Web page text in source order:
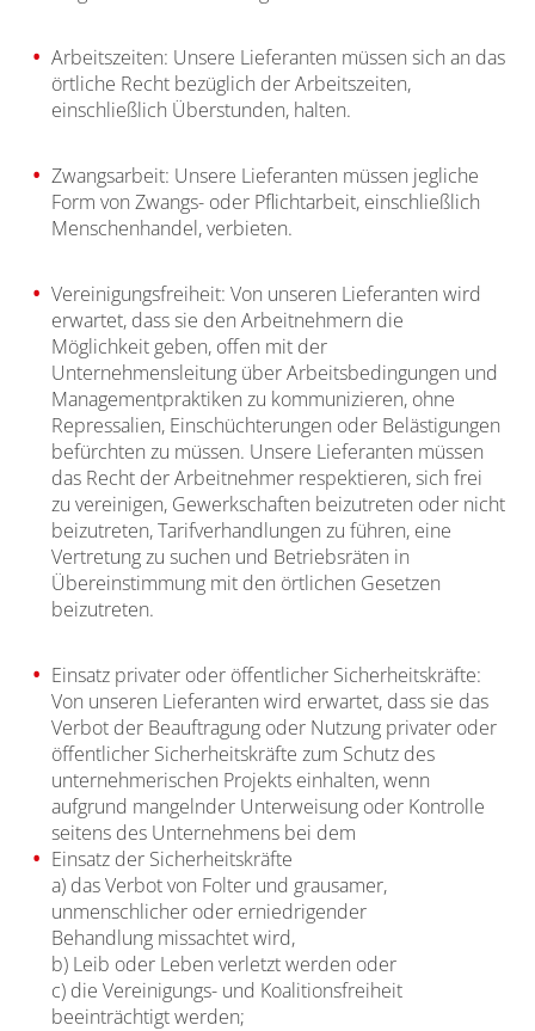
Arbeitszeiten: Unsere Lieferanten müssen sich an das
örtliche Recht bezüglich der Arbeitszeiten,
einschließlich Überstunden, halten.
Zwangsarbeit: Unsere Lieferanten müssen jegliche
Form von Zwangs- oder Pflichtarbeit, einschließlich
Menschenhandel, verbieten.
Vereinigungsfreiheit: Von unseren Lieferanten wird
erwartet, dass sie den Arbeitnehmern die
Möglichkeit geben, offen mit der
Unternehmensleitung über Arbeitsbedingungen und
Managementpraktiken zu kommunizieren, ohne
Repressalien, Einschüchterungen oder Belästigungen
befürchten zu müssen. Unsere Lieferanten müssen
das Recht der Arbeitnehmer respektieren, sich frei
zu vereinigen, Gewerkschaften beizutreten oder nicht
beizutreten, Tarifverhandlungen zu führen, eine
Vertretung zu suchen und Betriebsräten in
Übereinstimmung mit den örtlichen Gesetzen
beizutreten.
Einsatz privater oder öffentlicher Sicherheitskräfte:
Von unseren Lieferanten wird erwartet, dass sie das
Verbot der Beauftragung oder Nutzung privater oder
öffentlicher Sicherheitskräfte zum Schutz des
unternehmerischen Projekts einhalten, wenn
aufgrund mangelnder Unterweisung oder Kontrolle
seitens des Unternehmens bei dem
Einsatz der Sicherheitskräfte
a) das Verbot von Folter und grausamer,
unmenschlicher oder erniedrigender
Behandlung missachtet wird,
b) Leib oder Leben verletzt werden oder
c) die Vereinigungs- und Koalitionsfreiheit
beeinträchtigt werden;